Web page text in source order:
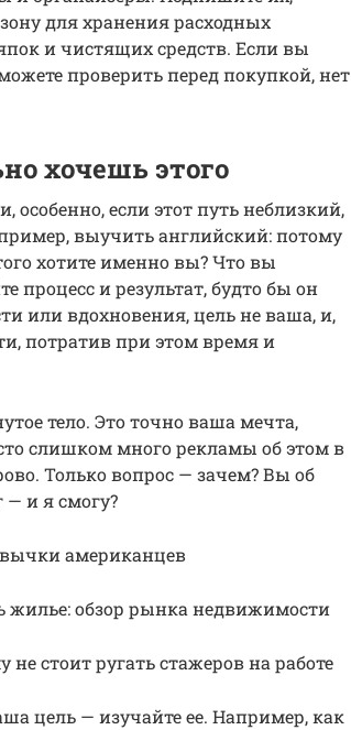
для хранения расходных
и чистящих средств. Если вы
проверить перед покупкой, нет
хочешь этого
особенно, если этот путь неблизкий,
выучить английский: потому
хотите именно вы? Что вы
процесс и результат, будто бы он
или вдохновения, цель не ваша, и,
потратив при этом время и
тело. Это точно ваша мечта,
слишком много рекламы об этом в
Только вопрос — зачем? Вы об
— и я смогу?
американцев
жилье: обзор рынка недвижимости
стоит ругать стажеров на работе
цель — изучайте ее. Например, как